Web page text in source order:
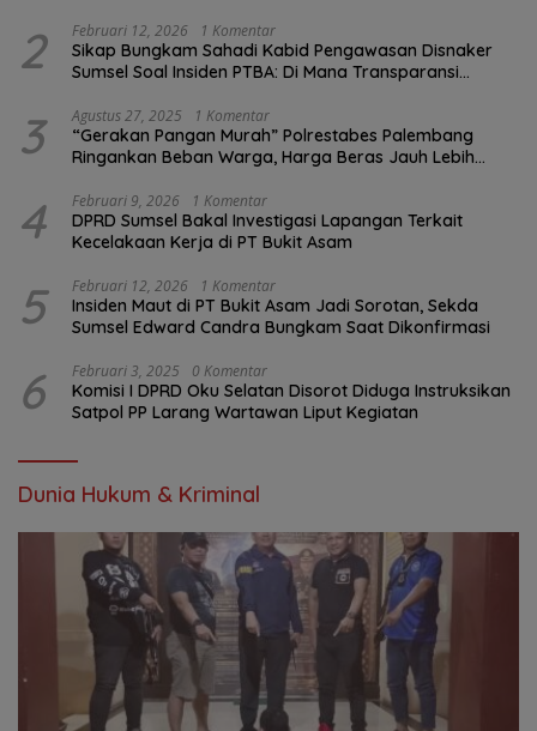
2 Februari 12, 2026 1 Komentar
Sikap Bungkam Sahadi Kabid Pengawasan Disnaker
Sumsel Soal Insiden PTBA: Di Mana Transparansi
3 Agustus 27, 2025 1 Komentar
“Gerakan Pangan Murah” Polrestabes Palembang
Ringankan Beban Warga, Harga Beras Jauh Lebih
4 Februari 9, 2026 1 Komentar
DPRD Sumsel Bakal Investigasi Lapangan Terkait
Kecelakaan Kerja di PT Bukit Asam
5 Februari 12, 2026 1 Komentar
Insiden Maut di PT Bukit Asam Jadi Sorotan, Sekda
Sumsel Edward Candra Bungkam Saat Dikonfirmasi
6 Februari 3, 2025 0 Komentar
Komisi I DPRD Oku Selatan Disorot Diduga Instruksikan
Satpol PP Larang Wartawan Liput Kegiatan
Dunia Hukum & Kriminal